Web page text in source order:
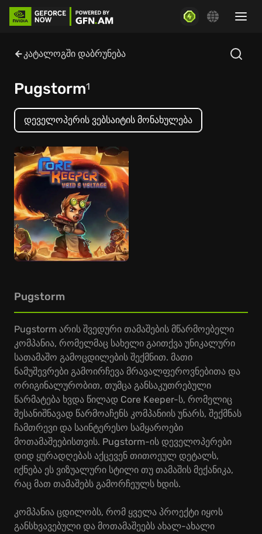
კატალოგში დაბრუნება
Pugstorm1
დეველოპერის ვებსაიტის მონახულება
Pugstorm
Pugstorm არის შვედური თამაშების მწარმოებელი
კომპანია, რომელმაც სახელი გაითქვა უნიკალური
სათამაშო გამოცდილების შექმნით. მათი
ნამუშევრები გამოირჩევა მრავალფეროვნებითა და
ორიგინალურობით, თუმცა განსაკუთრებული
წარმატება ხვდა წილად Core Keeper-ს, რომელიც
შესანიშნავად წარმოაჩენს კომპანიის უნარს, შექმნას
ჩამთრევი და საინტერესო სამყაროები
მოთამაშეებისთვის. Pugstorm-ის დეველოპერები
დიდ ყურადღებას აქცევენ თითოეულ დეტალს,
იქნება ეს ვიზუალური სტილი თუ თამაშის მექანიკა,
რაც მათ თამაშებს გამორჩეულს ხდის.
კომპანია ცდილობს, რომ ყველა პროექტი იყოს
განსხვავებული და მოთამაშეებს ახალ-ახალი